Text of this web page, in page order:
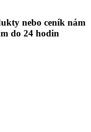
nebo ceník nám
do 24 hodin